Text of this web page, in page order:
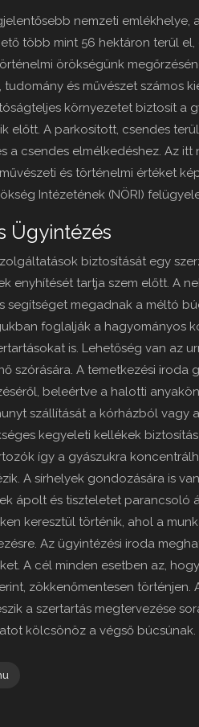
nemzeti emlékhelye,
több mint 56 hektáron terül el,
örökségünk
és művészet számos
környezetet biztosít a
előtt. A parkosított, csendes
a csendes elmélkedéshez. Az itt
és történelmi értéket
Intézetének (NÖRI)
Ügyintézés
biztosítását egy
enyhítését tartja szem előtt. A
segítséget megadnak a méltó
foglalják a hagyományos
is. Lehetőség van az
szórására. A temetkezési iroda
beleértve a halotti
szállítását a kórházból vagy
kegyeleti kellékek
így a gyászukra
A sírhelyek gondozására is
ápolt és tiszteletet parancsoló
keresztül történik, ahol a
Az ügyintézési iroda
A cél minden esetben az,
zökkenőmentesen történjen.
a szertartás megtervezése
kölcsönöz a végső búcsúnak.